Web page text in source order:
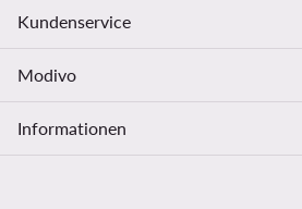
Kundenservice
Modivo
Informationen